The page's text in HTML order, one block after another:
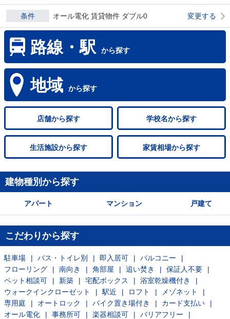
条件 オール電化 賃貸物件 ダブル0 変更する
路線・駅 から探す
地域 から探す
店舗から探す 学校名から探す
生活施設から探す 家賃相場から探す
建物種別から探す
アパート マンション 戸建て
こだわりから探す
駐車場 バス・トイレ別 即入居可
バルコニー
フローリング
南向き 角部屋 追い焚き
保証人不要
ペット相談可
新築 宅配ボックス
浴室乾燥機付き
ウォークインクローゼット
駅近 ロフト
メゾネット
専用庭
オートロック バイク置き場付き
カード支払い
オール電化
事務所可 楽器相談可
バリアフリー